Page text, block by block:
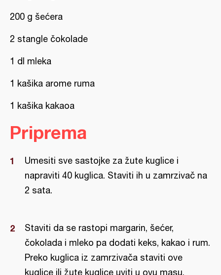
200 g šećera
2 stangle čokolade
1 dl mleka
1 kašika arome ruma
1 kašika kakaoa
Priprema
Umesiti sve sastojke za žute kuglice i
napraviti 40 kuglica. Staviti ih u zamrzivač na
2 sata.
Staviti da se rastopi margarin, šećer,
čokolada i mleko pa dodati keks, kakao i rum.
Preko kuglica iz zamrzivača staviti ove
kuglice ili žute kuglice uviti u ovu masu.